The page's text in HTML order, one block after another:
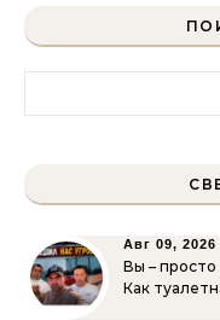
Авг 09, 2026
Вы – просто
Как